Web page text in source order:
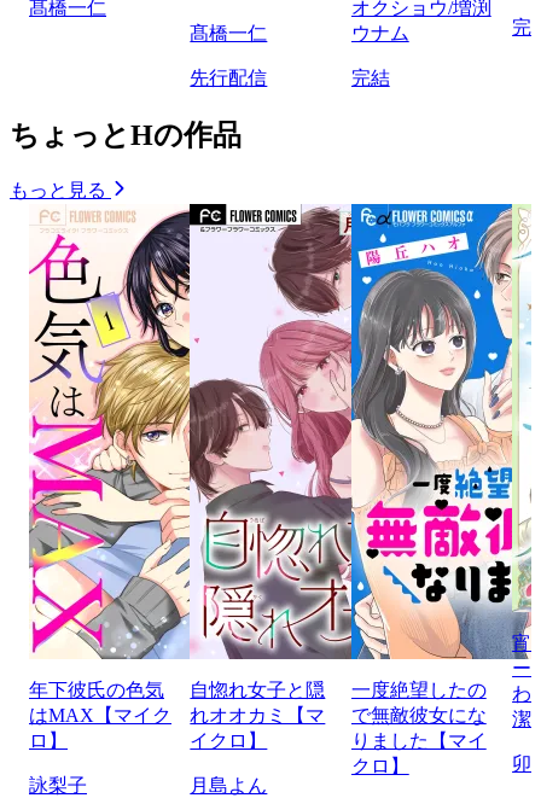
髙橋一仁
髙橋一仁
先行配信
オクショウ/増渕
ウナム
完結
完
ちょっとHの作品
もっと見る
年下彼氏の色気
はMAX【マイク
ロ】
詠梨子
自惚れ女子と隠
れオオカミ【マ
イクロ】
月島よん
一度絶望したの
で無敵彼女にな
りました【マイ
クロ】
宵
ー
わ
潔
卯